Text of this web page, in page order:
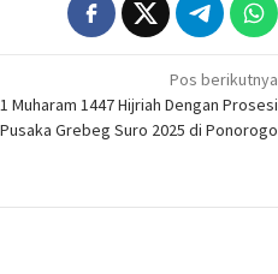
Pos berikutnya
Muharam 1447 Hijriah Dengan Prosesi
Grebeg Suro 2025 di Ponorogo